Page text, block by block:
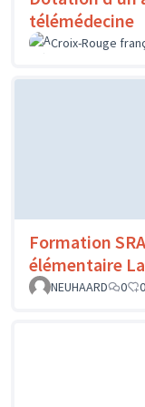
télémédecine
Croix-Rouge
Formation
élémentaire
NEUHAARD
0 0